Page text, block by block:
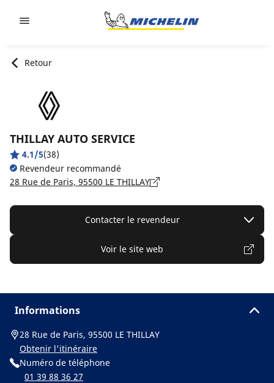
Retour
THILLAY AUTO SERVICE
4.1/5(38)
Revendeur recommandé
28 Rue de Paris, 95500 LE THILLAY
Contacter le revendeur
Voir le site web
Informations
28 Rue de Paris, 95500 LE THILLAY
Obtenir l'itinéraire
Numéro de téléphone
01 39 88 36 27